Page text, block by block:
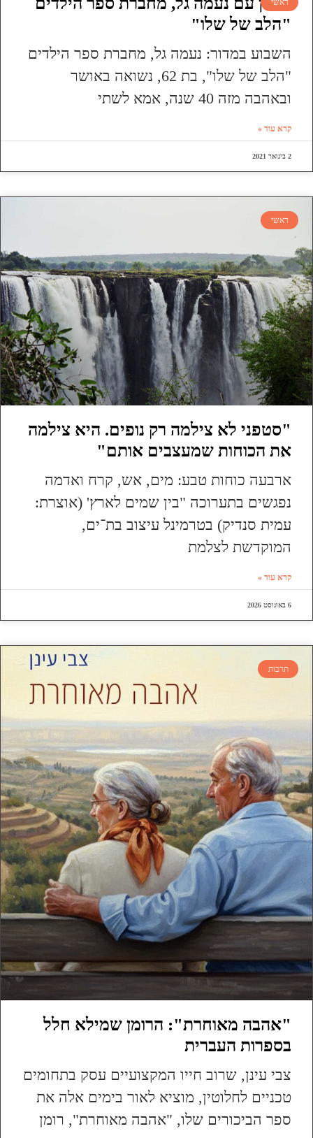
ראשי
"הלב של שלו"
השבוע במדור: נעמה גל, מחברת ספר הילדים
"הלב של שלו", בת 62, נשואה באושר
ובאהבה מזה 40 שנה, אמא לשתי
קרא עוד »
2 בינואר 2021
ראשי
"סטפני לא צילמה רק נופים. היא צילמה
את הכוחות שמעצבים אותם"
ארבעה כוחות טבע: מים, אש, קרח ואדמה
נפגשים בתערוכה "בין שמים לארץ' (אוצרת:
עמית סנדיק) בטרמינל עיצוב בת־ים,
המוקדשת לצלמת
קרא עוד »
6 באוגוסט 2026
תרבות
"אהבה מאוחרת": הרומן שמילא חלל
בספרות העברית
צבי עינן, שרוב חייו המקצועיים עסק בתחומים
טכניים לחלוטין, מוציא לאור בימים אלה את
ספר הביכורים שלו, "אהבה מאוחרת", רומן